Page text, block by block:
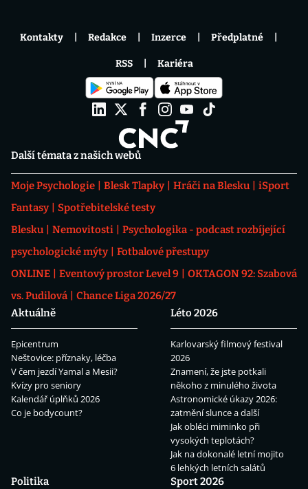
Další témata z našich webů
Moje Psychologie Blesk Tlapky Hráči na Blesku
iSport
Fantasy
Spotřebitelské testy
Blesku
Nemovitosti
Psychologika - podcast rozbíjející
psychologické mýty
Fotbalové přestupy
ONLINE
Eventový prostor Level 9
OKTAGON 92: Szabová
vs. Pudilová
Chance Liga 2026/27
Aktuálně
Epicentrum
Neštovice: příznaky, léčba
V čem jezdí Yamal a Mesii?
Kvízy pro seniory
Kalendář úplňků 2026
Co je bodycount?
Léto 2026
Karlovarský filmový festival
2026
Znamení, že jste potkali
někoho z minulého života
Astronomické úkazy 2026:
zatmění slunce a další
Jak obléci miminko při
vysokých teplotách?
Jak na dokonalé letní mojito
6 lehkých letních salátů
Politika
Sport 2026
Kontakty Redakce Inzerce Předplatné
RSS Kariéra